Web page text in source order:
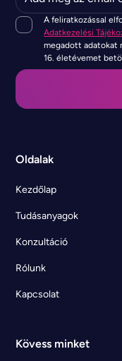
A feliratkozással
Adatkezelési
megadott adatokat
16. életévemet
Oldalak
Kezdőlap
Tudásanyagok
Konzultáció
Rólunk
Kapcsolat
Kövess minket